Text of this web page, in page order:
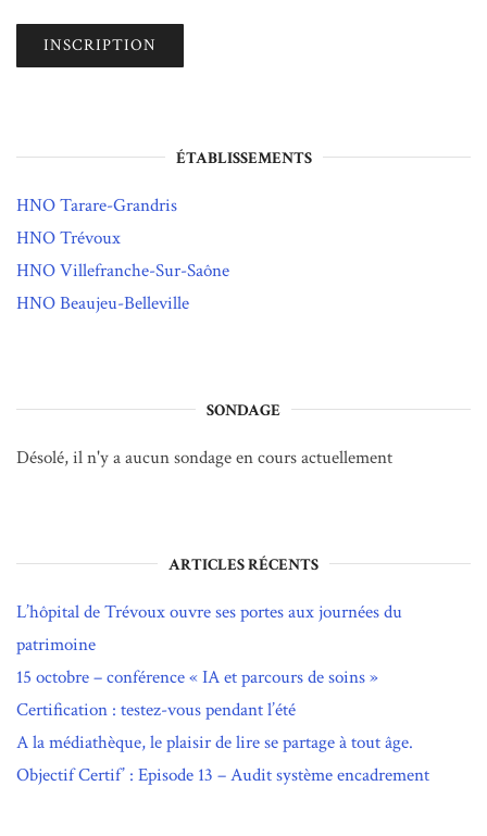
ÉTABLISSEMENTS
HNO Tarare-Grandris
HNO Trévoux
HNO Villefranche-Sur-Saône
HNO Beaujeu-Belleville
SONDAGE
Désolé, il n'y a aucun sondage en cours actuellement
ARTICLES RÉCENTS
L’hôpital de Trévoux ouvre ses portes aux journées du
patrimoine
15 octobre – conférence « IA et parcours de soins »
Certification : testez-vous pendant l’été
A la médiathèque, le plaisir de lire se partage à tout âge.
Objectif Certif’ : Episode 13 – Audit système encadrement